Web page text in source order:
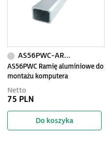
AS56PWC Ramię aluminiowe do
montażu komputera
przemysłowego 250mm
AS56PWC-ARM250
Netto
75 PLN
Do koszyka